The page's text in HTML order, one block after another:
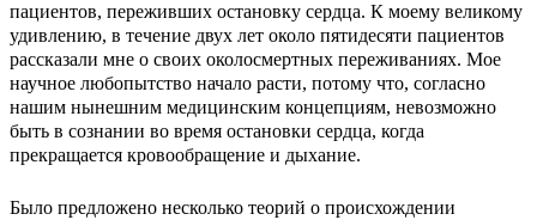
пациентов, переживших остановку сердца. К моему великому
удивлению, в течение двух лет около пятидесяти пациентов
рассказали мне о своих околосмертных переживаниях. Мое
научное любопытство начало расти, потому что, согласно
нашим нынешним медицинским концепциям, невозможно
быть в сознании во время остановки сердца, когда
прекращается кровообращение и дыхание.
Было предложено несколько теорий о происхождении